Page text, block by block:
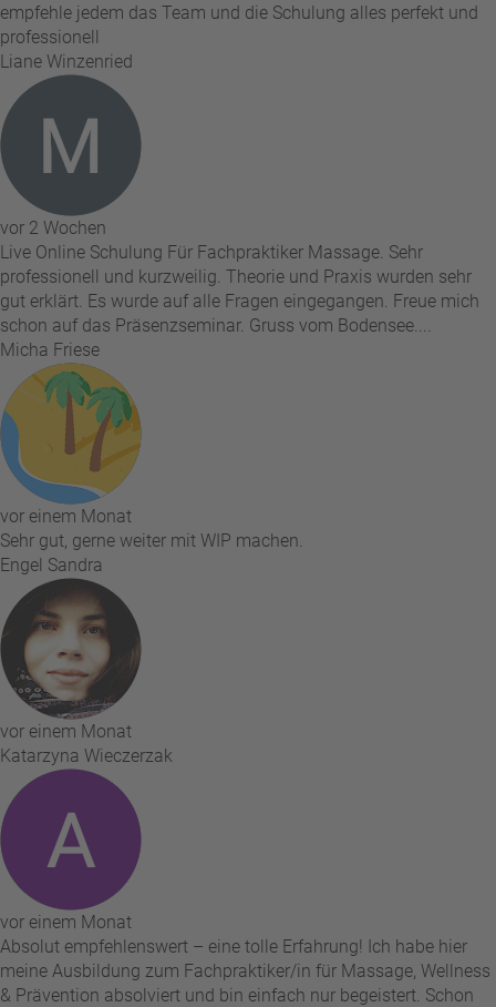
empfehle jedem das Team und die Schulung alles perfekt und
professionell
Liane Winzenried
vor 2 Wochen
Live Online Schulung Für Fachpraktiker Massage. Sehr
professionell und kurzweilig. Theorie und Praxis wurden sehr
gut erklärt. Es wurde auf alle Fragen eingegangen. Freue mich
schon auf das Präsenzseminar. Gruss vom Bodensee....
Micha Friese
vor einem Monat
Sehr gut, gerne weiter mit WIP machen.
Engel Sandra
vor einem Monat
Katarzyna Wieczerzak
vor einem Monat
Absolut empfehlenswert – eine tolle Erfahrung! Ich habe hier
meine Ausbildung zum Fachpraktiker/in für Massage, Wellness
& Prävention absolviert und bin einfach nur begeistert. Schon